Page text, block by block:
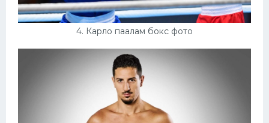
4. Карло паалам бокс фото